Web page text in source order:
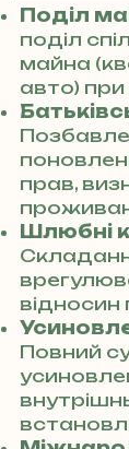
Поділ
поділ
майна
авто) при
прав,
Шлюбні
Повний